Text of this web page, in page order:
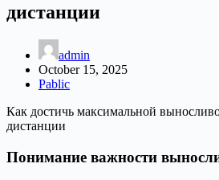
дистанции
admin
October 15, 2025
Pablic
Как достичь максимальной
дистанции
Понимание важности